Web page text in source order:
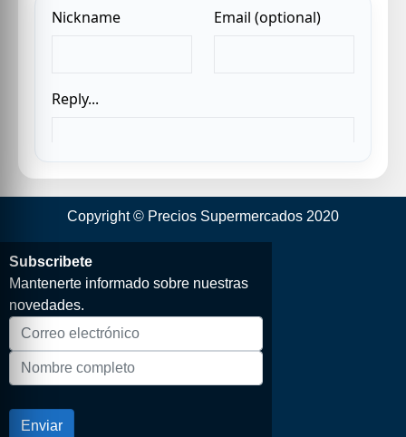
Copyright © Precios Supermercados 2020
Subscribete
Mantenerte informado sobre nuestras
novedades.